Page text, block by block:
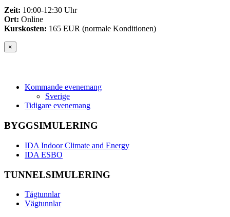
Zeit: 10:00-12:30 Uhr
Ort: Online
Kurskosten: 165 EUR (normale Konditionen)
×
Kommande evenemang
Sverige
Tidigare evenemang
BYGGSIMULERING
IDA Indoor Climate and Energy
IDA ESBO
TUNNELSIMULERING
Tågtunnlar
Vägtunnlar